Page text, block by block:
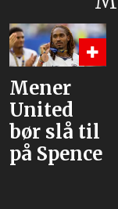
Flere
journalister:
Rodri
velger